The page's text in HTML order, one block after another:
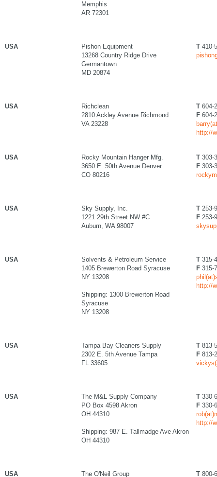
Memphis
AR 72301
USA
Pishon Equipment
13268 Country Ridge Drive
Germantown
MD 20874
T 410-
USA
Richclean
2810 Ackley Avenue Richmond
VA 23228
T 604-
F 604-
http://
USA
Rocky Mountain Hanger Mfg.
3650 E. 50th Avenue Denver
CO 80216
T 303-
F 303-
USA
Sky Supply, Inc.
1221 29th Street NW #C
Auburn, WA 98007
T 253-
F 253-
USA
Solvents & Petroleum Service
1405 Brewerton Road Syracuse
NY 13208
Shipping: 1300 Brewerton Road
Syracuse
NY 13208
T 315-
F 315-
http://
USA
Tampa Bay Cleaners Supply
2302 E. 5th Avenue Tampa
FL 33605
T 813-
F 813-
USA
The M&L Supply Company
PO Box 4598 Akron
OH 44310
Shipping: 987 E. Tallmadge Ave Akron
OH 44310
T 330-
F 330-
http://
USA The O'Neil Group T 800-